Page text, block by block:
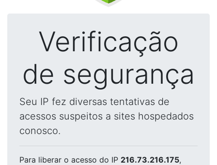
Verificação
de segurança
Seu IP fez diversas tentativas de
acessos suspeitos a sites hospedados
conosco.
Para liberar o acesso do IP 216.73.216.175,